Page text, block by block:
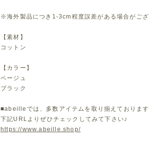
※海外製品につき1-3cm程度誤差がある場合がござ
【素材】
コットン
【カラー】
ベージュ
ブラック
■abeilleでは、多数アイテムを取り揃えております
下記URLよりぜひチェックしてみて下さい♪
https://www.abeille.shop/